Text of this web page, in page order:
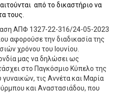
από το δικαστήριο να
τους.
ΑΠΦ 1327-22-316/24-05-2023
αφορούσε την διαδικασία της
χρόνου του Ιουνίου.
μας να δηλώσει ως
στο Παγκόσμιο Κύπελο της
τις Αννέτα και Μαρία
και Αναστασιάδου, που